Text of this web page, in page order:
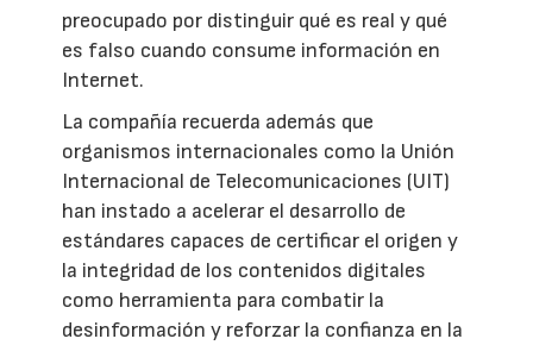
preocupado por distinguir qué es real y qué
es falso cuando consume información en
Internet.
La compañía recuerda además que
organismos internacionales como la Unión
Internacional de Telecomunicaciones (UIT)
han instado a acelerar el desarrollo de
estándares capaces de certificar el origen y
la integridad de los contenidos digitales
como herramienta para combatir la
desinformación y reforzar la confianza en la